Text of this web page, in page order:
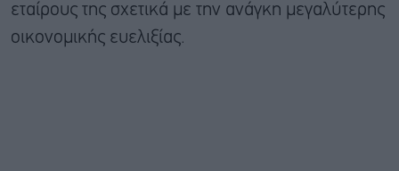
εταίρους της σχετικά με την ανάγκη μεγαλύτερης
οικονομικής ευελιξίας.